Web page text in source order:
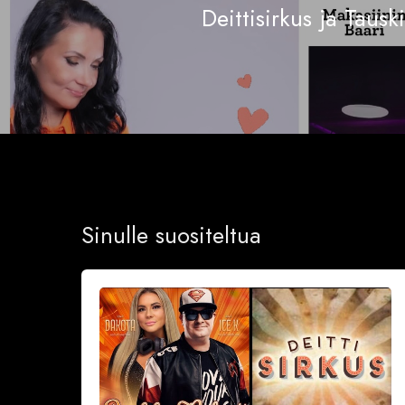
Deittisirkus ja
Sinulle suositeltua
Sinkkubileet
19.9.2026
Deittisirkus